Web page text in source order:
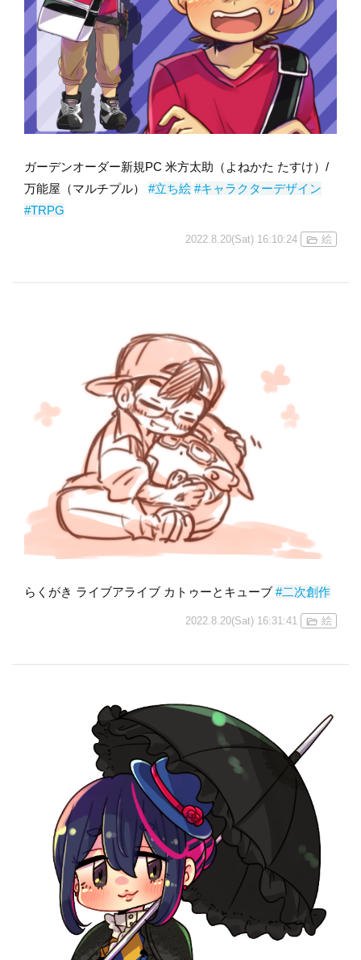
ガーデンオーダー新規PC 米方太助（よねかた たすけ）/
万能屋（マルチプル） #立ち絵 #キャラクターデザイン
#TRPG
2022.8.20(Sat) 16:10:24 絵
らくがき ライブアライブ カトゥーとキューブ #二次創作
2022.8.20(Sat) 16:31:41 絵